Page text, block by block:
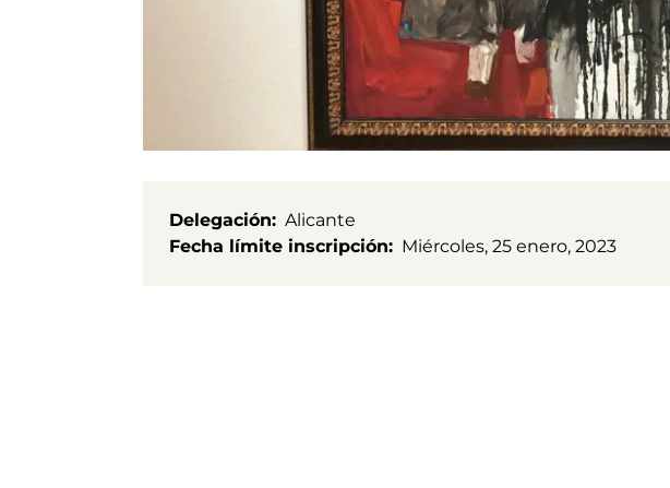
Delegación
Alicante
Fecha límite inscripción
Miércoles, 25 enero, 2023